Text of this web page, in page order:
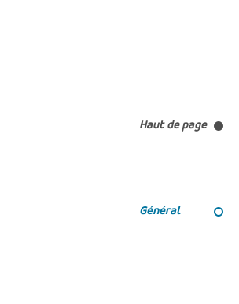
Haut de page
Général